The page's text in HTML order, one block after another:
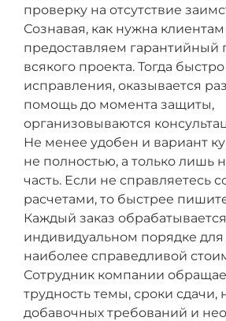
проверку на отсутствие
Сознавая, как нужна
предоставляем гарантийный
всякого проекта. Тогда
исправления, оказывается
помощь до момента защиты,
организовываются
Не менее удобен и вариант
не полностью, а только лишь
часть. Если не справляетесь
расчетами, то быстрее
Каждый заказ
индивидуальном порядке
наиболее справедливой
Сотрудник компании
трудность темы, сроки сдачи,
добавочных требований и